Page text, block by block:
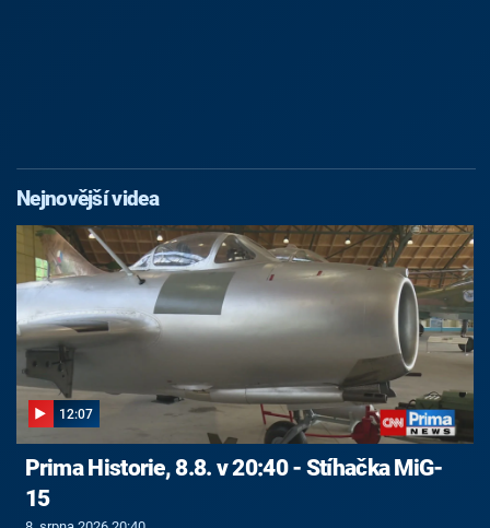
Nejnovější videa
12:07
Prima Historie, 8.8. v 20:40 - Stíhačka MiG-
15